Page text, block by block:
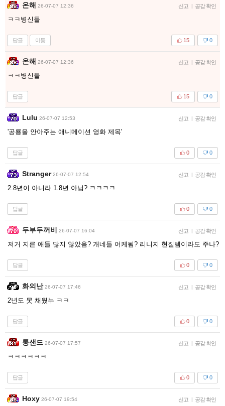
온해 26-07-07 12:36 신고 | 공감 확인
ㅋㅋ병신들
답글 이동 0
15
온해 26-07-07 12:36 신고 | 공감 확인
ㅋㅋ병신들
답글 0
15
Lulu 26-07-07 12:53 신고 | 공감 확인
'공룡을 안아주는 애니메이션 영화 제목'
답글 0
0
Stranger 26-07-07 12:54 신고 | 공감 확인
2.8년이 아니라 1.8년 아님? ㅋㅋㅋㅋ
답글 0
0
두부두꺼비 26-07-07 16:04 신고 | 공감 확인
저거 지른 애들 많지 않았음? 개네들 어케됨? 리니지 현질템이라도 주나?
답글 0
0
화의난 26-07-07 17:46 신고 | 공감 확인
2년도 못 채웠누 ㅋㅋ
답글 0
0
통샌드 26-07-07 17:57 신고 | 공감 확인
ㅋㅋㅋㅋㅋㅋ
답글 0
0
Hoxy 26-07-07 19:54 신고 | 공감 확인